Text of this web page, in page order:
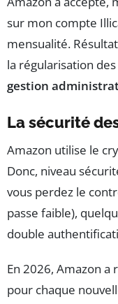
sur mon compte
mensualité.
la régularisation
gestion
La sécurité
Amazon utilise le
Donc, niveau
vous perdez le
passe faible),
double
En 2026, Amazon a
pour chaque